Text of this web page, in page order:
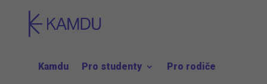
Kamdu Pro studenty Pro rodiče